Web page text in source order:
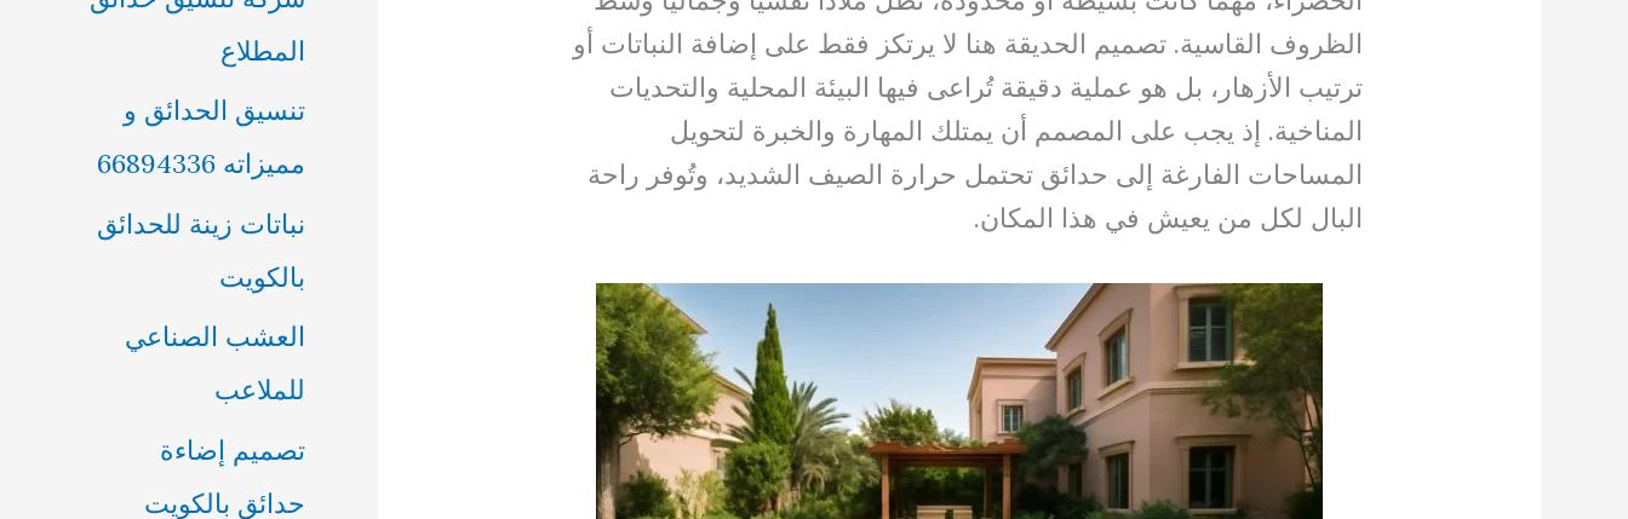
الظروف القاسية. تصميم الحديقة هنا لا يرتكز فقط على إضافة النباتات أو
ترتيب الأزهار، بل هو عملية دقيقة تُراعى فيها البيئة المحلية والتحديات
المناخية. إذ يجب على المصمم أن يمتلك المهارة والخبرة لتحويل
المساحات الفارغة إلى حدائق تحتمل حرارة الصيف الشديد، وتُوفر راحة
البال لكل من يعيش في هذا المكان.
ن
:
المطلاع
تنسيق الحدائق و
مميزاته 66894336
نباتات زينة للحدائق
بالكويت
العشب الصناعي
للملاعب
تصميم إضاءة
حدائق بالكويت